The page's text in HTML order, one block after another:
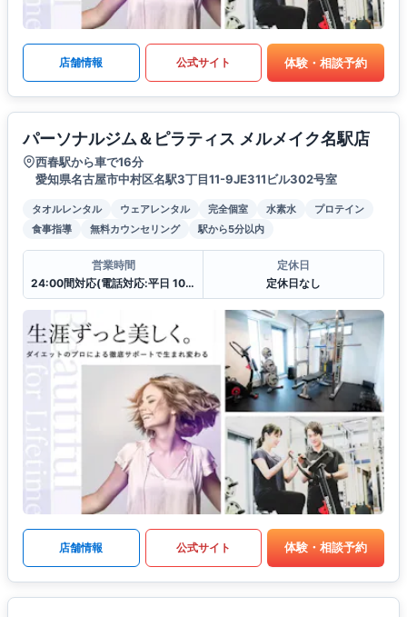
店舗情報 公式サイト 体験・相談予約
パーソナルジム＆ピラティス メルメイク名駅店
西春駅から車で16分
愛知県名古屋市中村区名駅3丁目11-9JE311ビル302号室
タオルレンタル ウェアレンタル 完全個室 水素水
プロテイン
食事指導
無料カウンセリング 駅から5分以内
営業時間
24:00間対応(電話対応:平日 10:00〜19:00
定休日
定休日なし
店舗情報 公式サイト 体験・相談予約